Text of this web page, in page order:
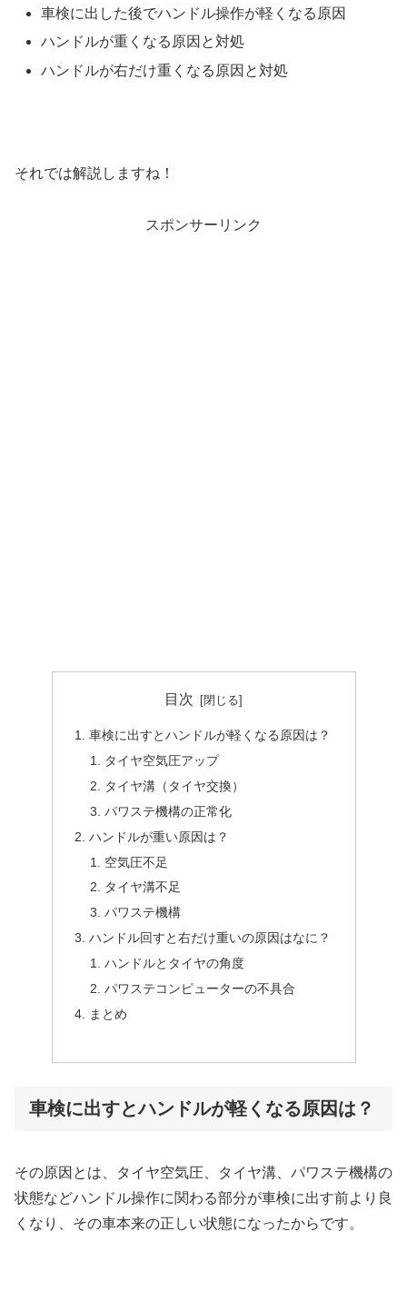
車検に出した後でハンドル操作が軽くなる原因
ハンドルが重くなる原因と対処
ハンドルが右だけ重くなる原因と対処
それでは解説しますね！
スポンサーリンク
目次
車検に出すとハンドルが軽くなる原因は？
タイヤ空気圧アップ
タイヤ溝（タイヤ交換）
パワステ機構の正常化
ハンドルが重い原因は？
空気圧不足
タイヤ溝不足
パワステ機構
ハンドル回すと右だけ重いの原因はなに？
ハンドルとタイヤの角度
パワステコンピューターの不具合
まとめ
車検に出すとハンドルが軽くなる原因は？
その原因とは、タイヤ空気圧、タイヤ溝、パワステ機構の
状態などハンドル操作に関わる部分が車検に出す前より良
くなり、その車本来の正しい状態になったからです。